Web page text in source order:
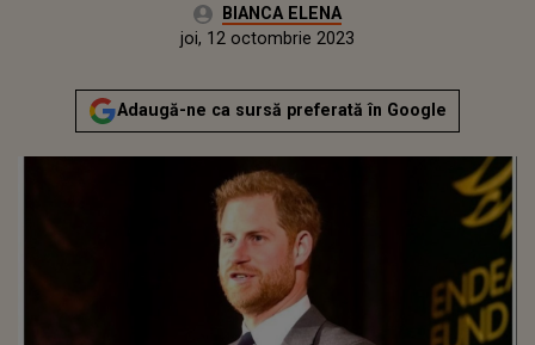
Autor:BIANCA ELENA
miercuri, 12 octombrie 2022
Actualizat:
joi, 12 octombrie 2023
Adaugă-ne ca sursă preferată în Google